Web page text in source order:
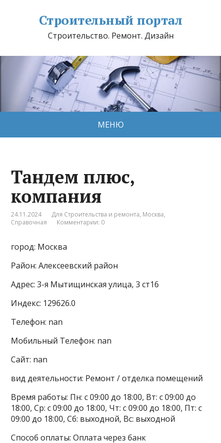
Строительный портал
Строительство. Ремонт. Дизайн
МЕНЮ
Тандем плюс,
компaния
24.11.2024 Для Строительства и ремонта, Москва,
Справочная
Комментарии: 0
город: Москва
Район: Алексеевский район
Адрес: 3-я Мытищинская улица, 3 ст16
Индекс: 129626.0
Телефон: nan
Мобильный Телефон: nan
Сайт: nan
вид деятельности: Ремонт / отделка помещений
Время работы: Пн: с 09:00 до 18:00, Вт: с 09:00 до
18:00, Ср: с 09:00 до 18:00, Чт: с 09:00 до 18:00, Пт: с
09:00 до 18:00, Сб: выходной, Вс: выходной
Способ оплаты: Оплата через банк